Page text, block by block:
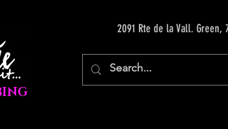
2091 Rte de la Vall. Green,